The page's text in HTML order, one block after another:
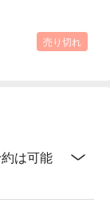
売り切れ
は可能